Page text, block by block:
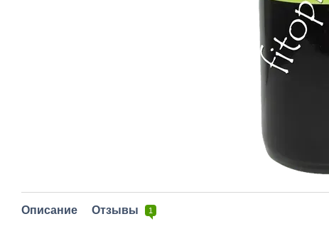
Описание Отзывы 1